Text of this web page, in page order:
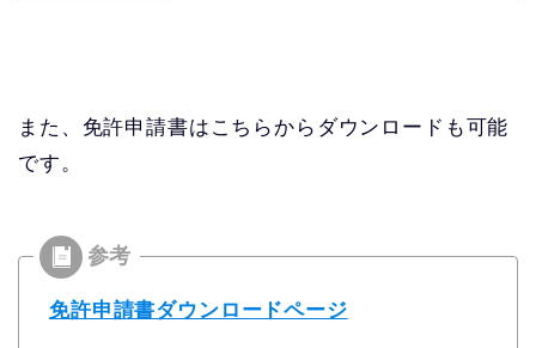
また、免許申請書はこちらからダウンロードも可能
です。
免許申請書ダウンロードページ